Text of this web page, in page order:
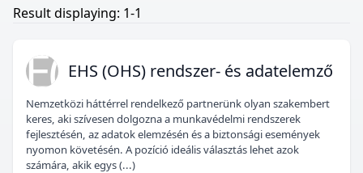
Result displaying: 1-1
E( EHS (OHS) rendszer- és adatelemző
Nemzetközi háttérrel rendelkező partnerünk olyan szakembert
keres, aki szívesen dolgozna a munkavédelmi rendszerek
fejlesztésén, az adatok elemzésén és a biztonsági események
nyomon követésén. A pozíció ideális választás lehet azok
számára, akik egys (...)